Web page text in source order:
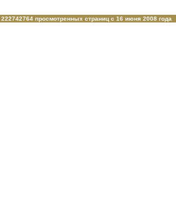
222742764 просмотренных страниц c 16 июня 2008 года